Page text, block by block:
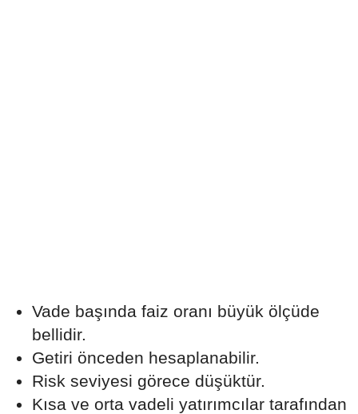
Vade başında faiz oranı büyük ölçüde
bellidir.
Getiri önceden hesaplanabilir.
Risk seviyesi görece düşüktür.
Kısa ve orta vadeli yatırımcılar tarafından